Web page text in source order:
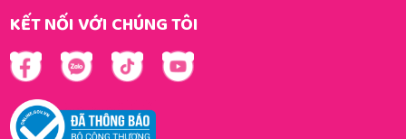
KẾT NỐI VỚI CHÚNG TÔI